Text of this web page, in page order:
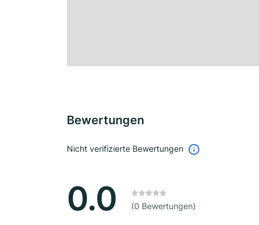
Bewertungen
Nicht verifizierte Bewertungen
0.0 (0 Bewertungen)